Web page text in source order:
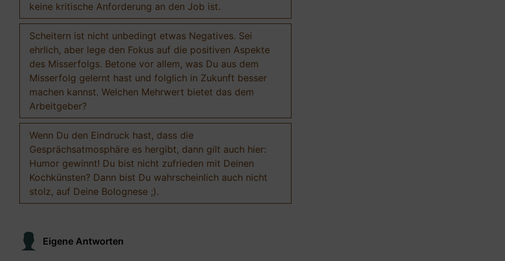
keine kritische Anforderung an den Job ist.
Scheitern ist nicht unbedingt etwas Negatives. Sei
ehrlich, aber lege den Fokus auf die positiven Aspekte
des Misserfolgs. Betone vor allem, was Du aus dem
Misserfolg gelernt hast und folglich in Zukunft besser
machen kannst. Welchen Mehrwert bietet das dem
Arbeitgeber?
Wenn Du den Eindruck hast, dass die
Gesprächsatmosphäre es hergibt, dann gilt auch hier:
Humor gewinnt! Du bist nicht zufrieden mit Deinen
Kochkünsten? Dann bist Du wahrscheinlich auch nicht
stolz, auf Deine Bolognese ;).
Eigene Antworten